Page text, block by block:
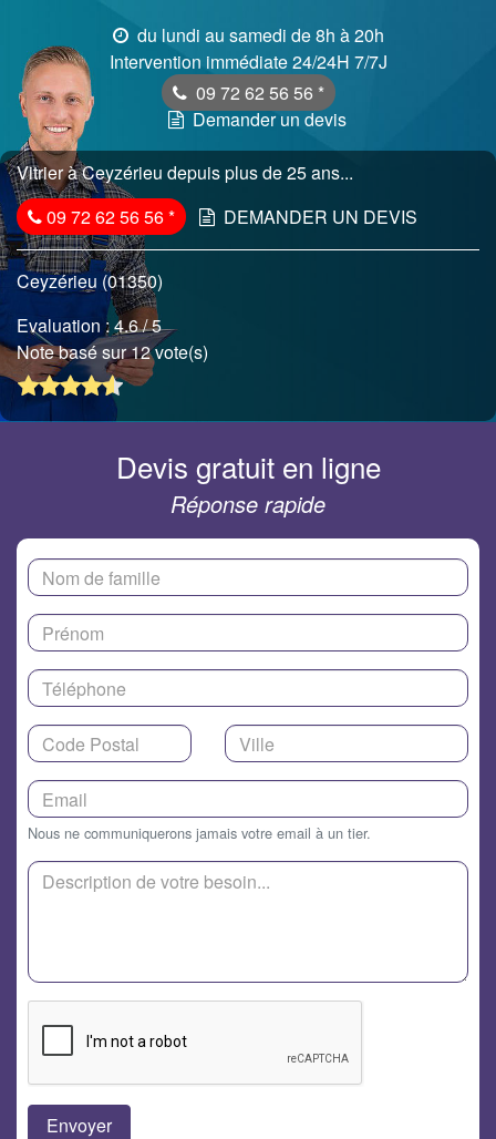
du lundi au samedi de 8h à 20h
Intervention immédiate 24/24H 7/7J
09 72 62 56 56 *
Demander un devis
Vitrier à Ceyzérieu depuis plus de 25 ans...
09 72 62 56 56* DEMANDER UN DEVIS
Ceyzérieu (01350)
Evaluation :4.6/ 5
Note basé sur 12 vote(s)
Devis gratuit en ligne
Réponse rapide
Nous ne communiquerons jamais votre email à un tier.